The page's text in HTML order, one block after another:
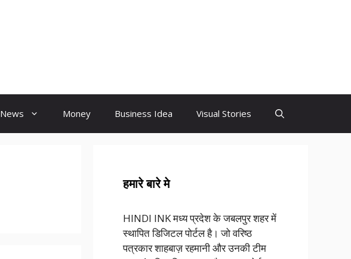
News Money Business Idea Visual Stories
हमारे बारे मे
HINDI INK मध्य प्रदेश के जबलपुर शहर में
स्थापित डिजिटल पोर्टल है। जो वरिष्ठ
पत्रकार शाहबाज़ रहमानी और उनकी टीम